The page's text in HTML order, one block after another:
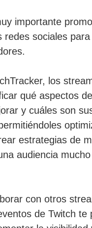
importante
redes sociales
los
qué aspectos
y cuáles son
estrategias de
audiencia
con otros
de Twitch te